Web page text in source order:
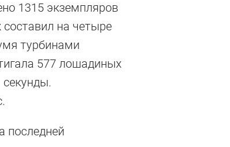
1315 экземпляров
на четыре
турбинами
577 лошадиных
последней